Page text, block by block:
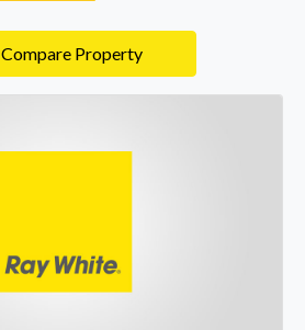
Compare Property